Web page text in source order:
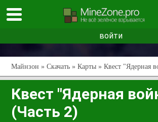
войти
Майнзон » Скачать » Карты » Квест "Ядерная
Квест "Ядерная
(Часть 2)